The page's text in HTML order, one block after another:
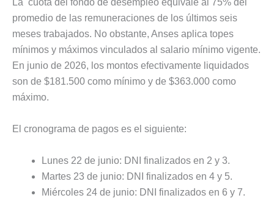
La cuota del fondo de desempleo equivale al 75% del
promedio de las remuneraciones de los últimos seis
meses trabajados. No obstante, Anses aplica topes
mínimos y máximos vinculados al salario mínimo vigente.
En junio de 2026, los montos efectivamente liquidados
son de $181.500 como mínimo y de $363.000 como
máximo.
El cronograma de pagos es el siguiente:
Lunes 22 de junio: DNI finalizados en 2 y 3.
Martes 23 de junio: DNI finalizados en 4 y 5.
Miércoles 24 de junio: DNI finalizados en 6 y 7.